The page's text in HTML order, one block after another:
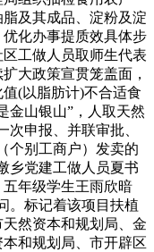
及其成品、淀粉及淀
化办事提质效具体步
工做人员取师生代表
大政策宣贯笼盖面，
(以脂肪计)不合适食
金山银山”，人取天然
次申报、并联审批、
个别工商户）发卖的
乡党建工做人员夏书
年级学生王雨欣暗
。标记着该项目扶植
然资本和规划局、金
和规划局、市开辟区